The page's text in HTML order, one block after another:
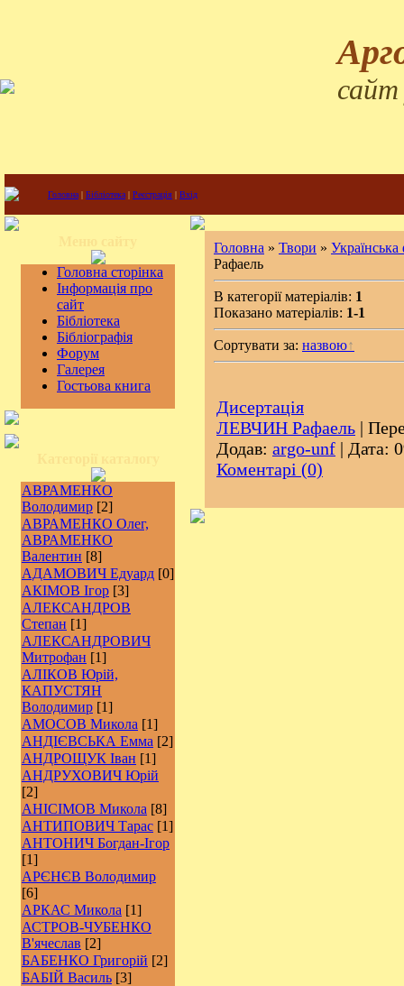
сайт
Головна | Бібліотека | Реєстрація | Вхід
Головна сторінка
Інформація про
сайт
Бібліотека
Бібліографія
Форум
Галерея
Гостьова книга
АВРАМЕНКО
Володимир [2]
АВРАМЕНКО Олег,
АВРАМЕНКО
Валентин [8]
АДАМОВИЧ Едуард [0]
АКІМОВ Ігор [3]
АЛЕКСАНДРОВ
Степан [1]
АЛЕКСАНДРОВИЧ
Митрофан [1]
АЛІКОВ Юрій,
КАПУСТЯН
Володимир [1]
АМОСОВ Микола [1]
АНДІЄВСЬКА Емма [2]
АНДРОЩУК Іван [1]
АНДРУХОВИЧ Юрій
[2]
АНІСІМОВ Микола [8]
АНТИПОВИЧ Тарас [1]
АНТОНИЧ Богдан-Ігор
[1]
АРЄНЄВ Володимир
[6]
АРКАС Микола [1]
АСТРОВ-ЧУБЕНКО
В'ячеслав [2]
БАБЕНКО Григорій [2]
БАБІЙ Василь [3]
Головна » Твори » Українська
Рафаель
В категорії матеріалів: 1
Показано матеріалів: 1-1
Сортувати за: назвою
Дисертація
ЛЕВЧИН Рафаель |
Додав: argo-unf | Дата:
Коментарі (0)